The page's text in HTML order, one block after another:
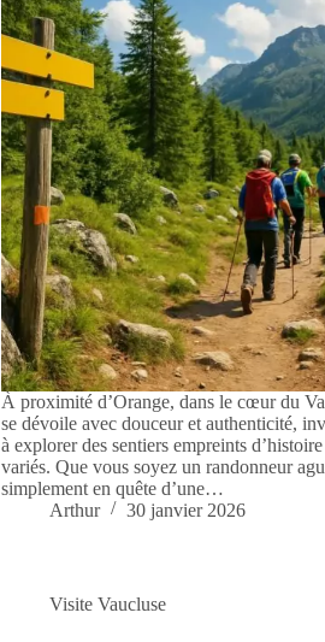
À proximité d’Orange, dans le cœur du
se dévoile avec douceur et authenticité,
à explorer des sentiers empreints
variés. Que vous soyez un randonneur
simplement en quête d’une…
Arthur
30 janvier 2026
Visite Vaucluse